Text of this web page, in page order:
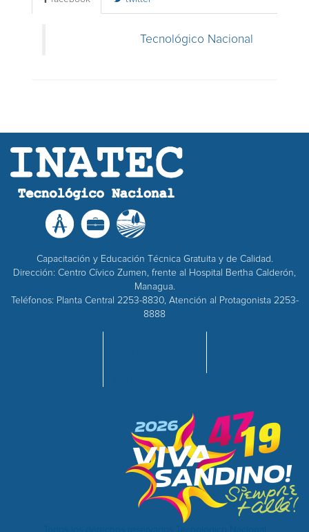
Tecnológico Nacional
Capacitación y Educación Técnica Gratuita y de Calidad.
Dirección: Centro Cívico Zumen, frente al Hospital Bertha Calderón,
Managua.
Teléfonos: Planta Central 2253-8830, Atención al Protagonista 2253-
8888